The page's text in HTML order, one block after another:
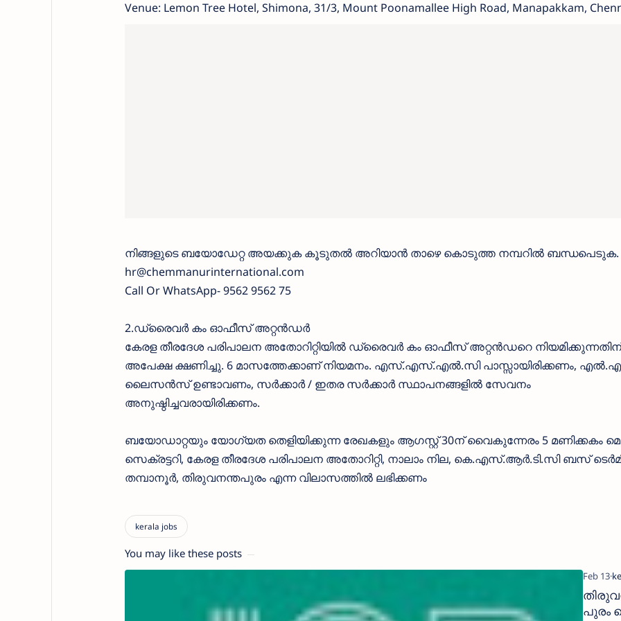
Venue: Lemon Tree Hotel, Shimona, 31/3, Mount Poonamallee High Road, Manapakkam,
നിങ്ങളുടെ ബയോഡേറ്റ അയക്കുക കൂടുതൽ അറിയാൻ താഴെ കൊടുത്ത നമ്പറിൽ ബന്ധപെടുക.
hr@chemmanurinternational.com
Call Or WhatsApp- 9562 9562 75
2.ഡ്രൈവർ കം ഓഫീസ് അറ്റൻഡർ
കേരള തീരദേശ പരിപാലന അതോറിറ്റിയിൽ ഡ്രൈവർ കം ഓഫീസ് അറ്റൻഡറെ നിയമിക്കുന്നതിന്
അപേക്ഷ ക്ഷണിച്ചു. 6 മാസത്തേക്കാണ് നിയമനം. എസ്.എസ്.എൽ.സി പാസ്സായിരിക്കണം,
ലൈസൻസ് ഉണ്ടാവണം, സർക്കാർ / ഇതര സർക്കാർ സ്ഥാപനങ്ങളിൽ സേവനം
അനുഷ്ഠിച്ചവരായിരിക്കണം.
ബയോഡാറ്റയും യോഗ്യത തെളിയിക്കുന്ന രേഖകളും ആഗസ്റ്റ് 30ന് വൈകുന്നേരം 5 മണിക്കകം
സെക്രട്ടറി, കേരള തീരദേശ പരിപാലന അതോറിറ്റി, നാലാം നില, കെ.എസ്.ആർ.ടി.സി ബസ്
തമ്പാനൂർ, തിരുവനന്തപുരം എന്ന വിലാസത്തിൽ ലഭിക്കണം
You may like these posts
പുരം